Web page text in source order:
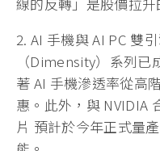
2. AI 手機與 AI PC 雙
（Dimensity）系列
著 AI 手機滲透率從高
惠。此外，與 NVIDIA
片 預計於今年正式量